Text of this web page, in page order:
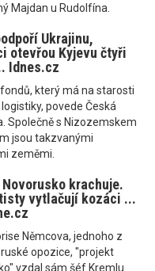
Majdan u Rudolfína.
Ukrajinu,
otevřou Kyjevu čtyři
Idnes.cz
který má na starosti
povede Česká
Společně s Nizozemskem
jsou takzvanými
zeměmi.
krachuje.
vytlačují kozáci ...
Němcova, jednoho z
opozice, "projekt
vzdal sám šéf Kremlu